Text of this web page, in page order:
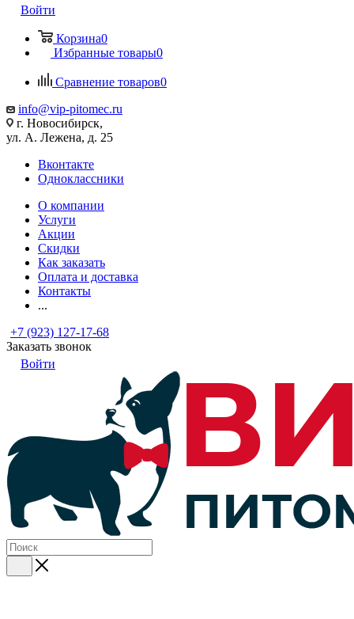
Войти
Корзина0
Избранные товары0
Сравнение товаров0
info@vip-pitomec.ru
г. Новосибирск,
ул. А. Лежена, д. 25
Вконтакте
Одноклассники
О компании
Услуги
Акции
Скидки
Как заказать
Оплата и доставка
Контакты
...
+7 (923) 127-17-68
Заказать звонок
Войти